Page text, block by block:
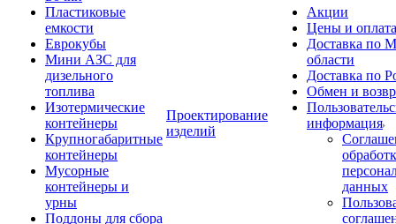
Пластиковые
емкости
Еврокубы
Мини АЗС для
дизельного
топлива
Изотермические
контейнеры
Крупногабаритные
контейнеры
Мусорные
контейнеры и
урны
Поддоны для сбора
Проектирование
изделий
Акции
Цены и оплата
Доставка по
области
Доставка по
Обмен и
информация
данных